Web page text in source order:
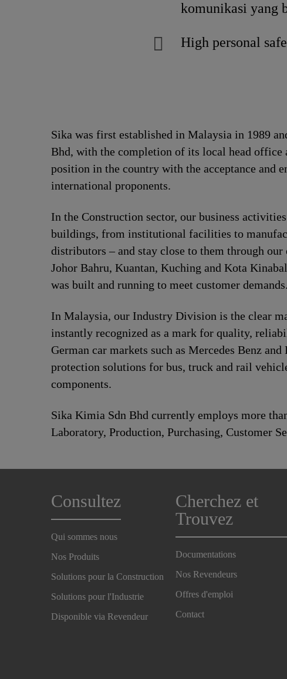
komunikasi yang
High personal
Sika was first established in Malaysia in 1989
Bhd, with the completion of its local head office
position in the country with the acceptance and
international proponents.
In the Construction sector, our business
buildings, from institutional facilities to
distributors – and stay close to them through
Johor Bahru, Kuantan, Kuching and Kota
was built and running to meet customer demands.
In Malaysia, our Industry Division is the clear
instantly recognized as a mark for quality,
German car markets such as Mercedes Benz
protection solutions for bus, truck and rail
components.
Sika Kimia Sdn Bhd currently employs more
Laboratory, Production, Purchasing, Customer
Consultez
Qui sommes nous
Nos Produits
Solutions pour la Construction
Solutions pour l'Industrie
Disponible via Revendeur
Cherchez et
Trouvez
Documentations
Nos Revendeurs
Offres d'emploi
Contact